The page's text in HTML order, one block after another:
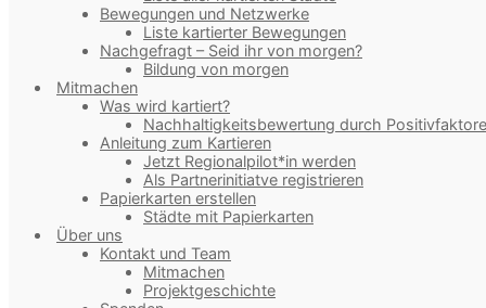
Bewegungen und Netzwerke
Liste kartierter Bewegungen
Nachgefragt – Seid ihr von morgen?
Bildung von morgen
Mitmachen
Was wird kartiert?
Nachhaltigkeitsbewertung durch
Anleitung zum Kartieren
Jetzt Regionalpilot*in werden
Als Partnerinitiatve registrieren
Papierkarten erstellen
Städte mit Papierkarten
Über uns
Kontakt und Team
Mitmachen
Projektgeschichte